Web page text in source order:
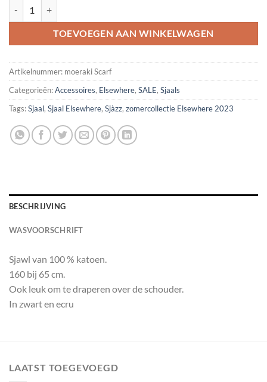
TOEVOEGEN AAN WINKELWAGEN
Artikelnummer: moeraki Scarf
Categorieën:Accessoires, Elsewhere, SALE, Sjaals
Tags:Sjaal, Sjaal Elsewhere, Sjàzz, zomercollectie Elsewhere 2023
BESCHRIJVING
WASVOORSCHRIFT
Sjawl van 100 % katoen.
160 bij 65 cm.
Ook leuk om te draperen over de schouder.
In zwart en ecru
LAATST TOEGEVOEGD